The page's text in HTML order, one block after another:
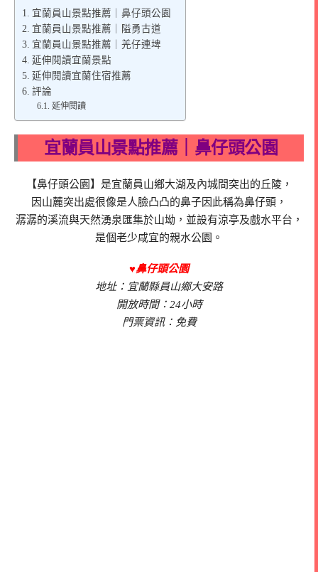
宜蘭員山景點推薦｜鼻仔頭公園
宜蘭員山景點推薦｜隘勇古道
宜蘭員山景點推薦｜羌仔連埤
延伸閱讀宜蘭景點
延伸閱讀宜蘭住宿推薦
評論
延伸閱讀
宜蘭員山景點推薦｜鼻仔頭公園
【鼻仔頭公園】是宜蘭員山鄉大湖及內城間突出的丘陵，
因山麓突出處很像是人臉凸凸的鼻子因此稱為鼻仔頭，
潺潺的溪流與天然湧泉匯集於山坳，並設有涼亭及戲水平台，
是個老少咸宜的親水公園。
♥鼻仔頭公園
地址：宜蘭縣員山鄉大安路
開放時間：24小時
門票資訊：免費